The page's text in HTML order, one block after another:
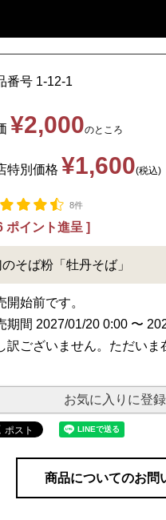
番号 1-12-1
¥2,000のところ
特別価格 ¥1,600 税込
8件
ポイント進呈 ]
そば粉「牡丹そば」
開始前です。
期間 2027/01/20 0:00 〜
訳ございません。ただいま
お気に入りに登
商品についてのお問